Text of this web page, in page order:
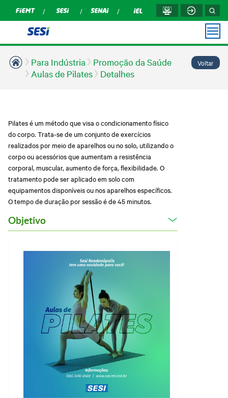
PARA
VOCÊ
Reabilitação
Educação Básica
Corrida de Reis
Conheça o Novo Ensino
Médio
Validar Documento -
Certificado e Diploma
Multiação
Orquestra Sesi Mato
Grosso
PARA
INDÚSTRIA
Corrida de Reis
Soluções em educação
Soluções Promoção da
Saúde
Soluções em Saúde e
Segurança
Sesi Cursos e
Sesi Na Pista
Treinamentos das
Regulamentadoras
UNIDADES
Sinop
Várzea Grande
MÍDIAS
Revista Indústria de
Mato Grosso
Relatório de Atividades
INSTITUCIONAL
Compliance
Perguntas frequentes
Trabalhe Conosco
Portal do Fornecedor
Prestação de Contas
TCU
Relatório Anual
Downloads
Privacidade e Proteção
TRANSPARÊNCIA
OUVIDORIA Voltar
Para Indústria
Promoção da Saúde
Aulas de Pilates
Detalhes
Pilates é um método que visa o condicionamento físico
do corpo. Trata-se de um conjunto de exercícios
realizados por meio de aparelhos ou no solo, utilizando o
corpo ou acessórios que aumentam a resistência
corporal, muscular, aumento de força, flexibilidade. O
tratamento pode ser aplicado em solo com
equipamentos disponíveis ou nos aparelhos específicos.
O tempo de duração por sessão é de 45 minutos.
Objetivo